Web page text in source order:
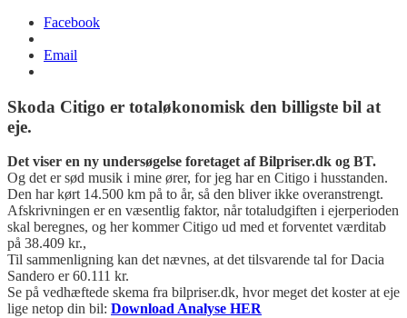
Facebook
Email
Skoda Citigo er totaløkonomisk den billigste bil at
eje.
Det viser en ny undersøgelse foretaget af Bilpriser.dk og BT.
Og det er sød musik i mine ører, for jeg har en Citigo i husstanden.
Den har kørt 14.500 km på to år, så den bliver ikke overanstrengt.
Afskrivningen er en væsentlig faktor, når totaludgiften i ejerperioden
skal beregnes, og her kommer Citigo ud med et forventet værditab
på 38.409 kr.,
Til sammenligning kan det nævnes, at det tilsvarende tal for Dacia
Sandero er 60.111 kr.
Se på vedhæftede skema fra bilpriser.dk, hvor meget det koster at eje
lige netop din bil: Download Analyse HER